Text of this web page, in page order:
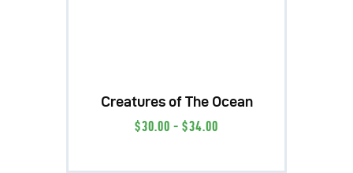
Creatures of The Ocean
$30.00 - $34.00